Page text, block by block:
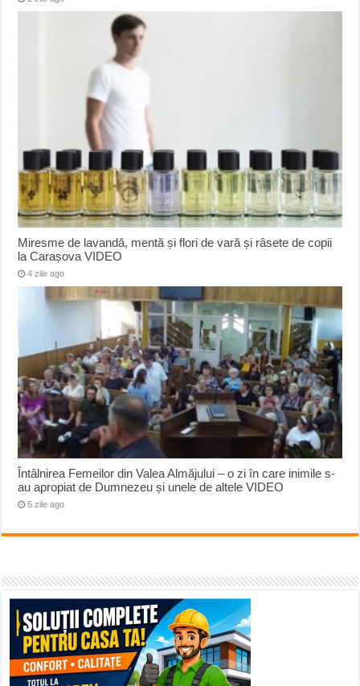
Miresme de lavandă, mentă și flori de vară și râsete de copii
la Carașova VIDEO
4 zile ago
Întâlnirea Femeilor din Valea Almăjului – o zi în care inimile s-
au apropiat de Dumnezeu și unele de altele VIDEO
5 zile ago